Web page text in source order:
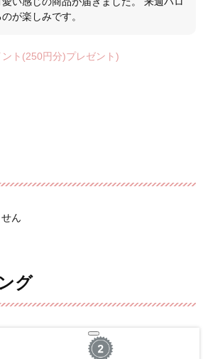
が楽しみです。
ト(250円分)プレゼント)
ん
グ